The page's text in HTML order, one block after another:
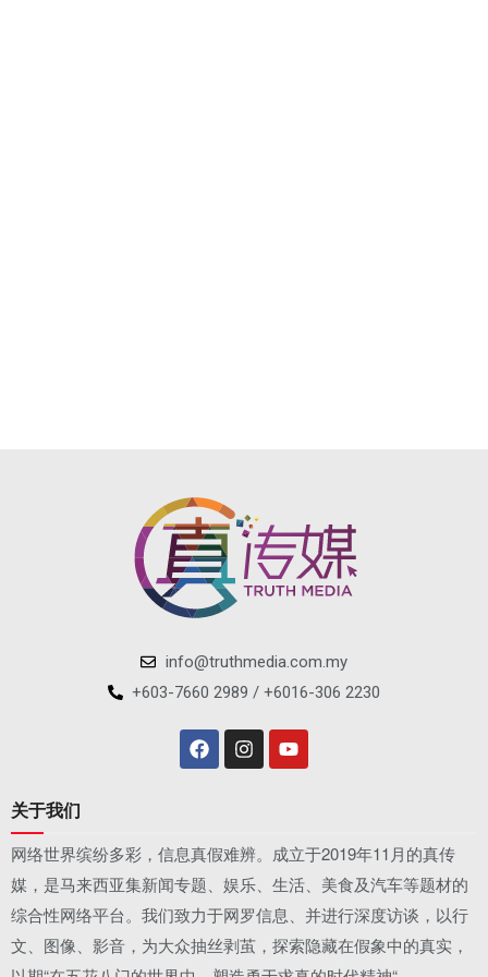
info@truthmedia.com.my
+603-7660 2989 / +6016-306 2230
关于我们
网络世界缤纷多彩，信息真假难辨。成立于2019年11月的真传
媒，是马来西亚集新闻专题、娱乐、生活、美食及汽车等题材的
综合性网络平台。我们致力于网罗信息、并进行深度访谈，以行
文、图像、影音，为大众抽丝剥茧，探索隐藏在假象中的真实，